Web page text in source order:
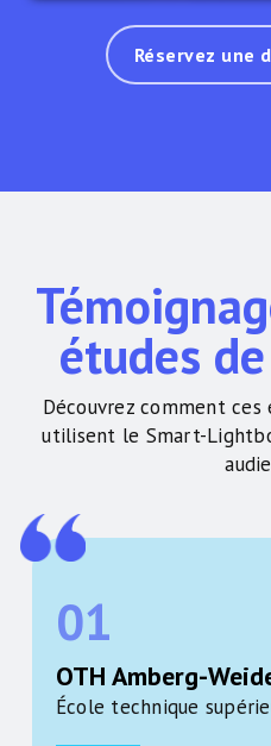
Réservez une
études
Découvrez comment
utilisent le Smart-
01
OTH Amberg-
École technique